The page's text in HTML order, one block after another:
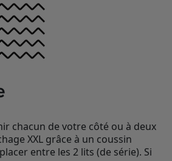
chacun de votre côté ou à deux
XXL grâce à un coussin
entre les 2 lits (de série). Si